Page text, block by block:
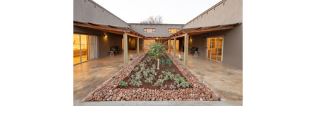
Südafrika zu bieten hat. Guten Appetit.